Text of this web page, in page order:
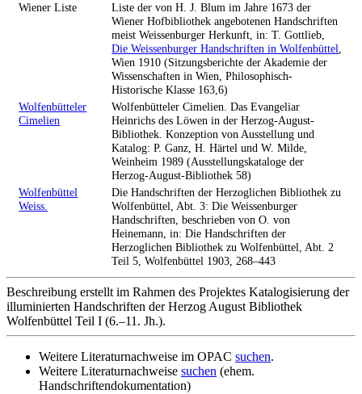
Wiener Liste
Liste der von H. J. Blum im Jahre 1673 der
Wiener Hofbibliothek angebotenen Handschriften
meist Weissenburger Herkunft, in: T. Gottlieb,
Die Weissenburger Handschriften in Wolfenbüttel,
Wien 1910 (Sitzungsberichte der Akademie der
Wissenschaften in Wien, Philosophisch-
Historische Klasse 163,6)
Wolfenbütteler
Cimelien
Wolfenbütteler Cimelien. Das Evangeliar
Heinrichs des Löwen in der Herzog-August-
Bibliothek. Konzeption von Ausstellung und
Katalog: P. Ganz, H. Härtel und W. Milde,
Weinheim 1989 (Ausstellungskataloge der
Herzog-August-Bibliothek 58)
Wolfenbüttel
Weiss.
Die Handschriften der Herzoglichen Bibliothek zu
Wolfenbüttel, Abt. 3: Die Weissenburger
Handschriften, beschrieben von O. von
Heinemann, in: Die Handschriften der
Herzoglichen Bibliothek zu Wolfenbüttel, Abt. 2
Teil 5, Wolfenbüttel 1903, 268–443
Beschreibung erstellt im Rahmen des Projektes Katalogisierung der
illuminierten Handschriften der Herzog August Bibliothek
Wolfenbüttel Teil I (6.–11. Jh.).
Weitere Literaturnachweise im OPAC suchen.
Weitere Literaturnachweise suchen (ehem.
Handschriftendokumentation)